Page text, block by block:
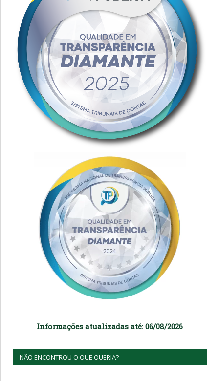
Informações atualizadas até: 06/08/2026
NÃO ENCONTROU O QUE QUERIA?